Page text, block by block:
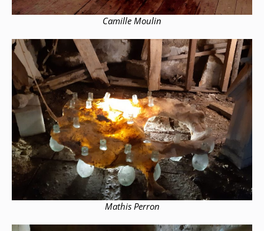
Camille Moulin
Mathis Perron